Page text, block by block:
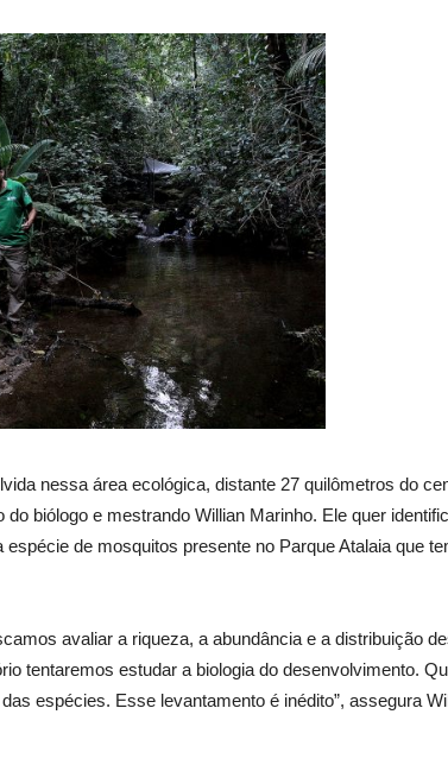
nessa área ecológica, distante 27 quilômetros do
biólogo e mestrando Willian Marinho. Ele quer
de mosquitos presente no Parque Atalaia que
avaliar a riqueza, a abundância e a distribuição
tentaremos estudar a biologia do desenvolvimento.
espécies. Esse levantamento é inédito”, assegura